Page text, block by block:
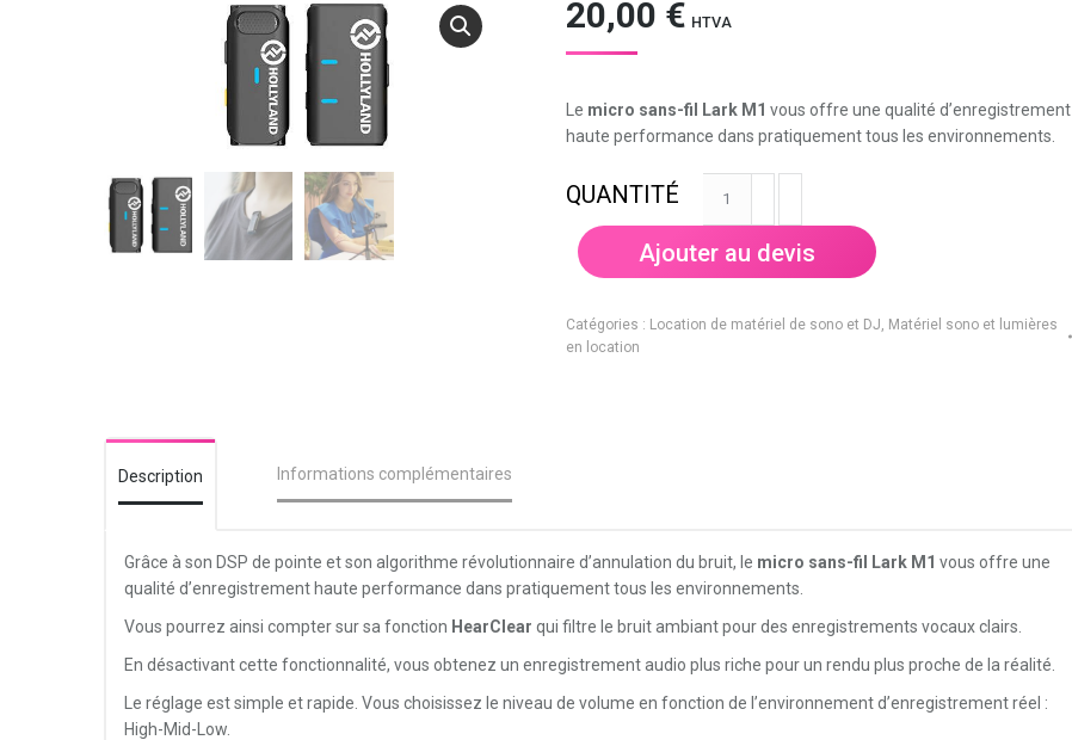
20,00 € HTVA
Le micro sans-fil Lark M1 vous offre une qualité d’enregistrement
haute performance dans pratiquement tous les environnements.
-
wireless
Ajouter au devis
Catégories : Location de matériel de sono et DJ, Matériel sono et lumières
en location
Description Informations complémentaires
Grâce à son DSP de pointe et son algorithme révolutionnaire d’annulation du bruit, le micro sans-fil Lark M1 vous offre une
qualité d’enregistrement haute performance dans pratiquement tous les environnements.
Vous pourrez ainsi compter sur sa fonction HearClear qui filtre le bruit ambiant pour des enregistrements vocaux clairs.
En désactivant cette fonctionnalité, vous obtenez un enregistrement audio plus riche pour un rendu plus proche de la réalité.
Le réglage est simple et rapide. Vous choisissez le niveau de volume en fonction de l’environnement d’enregistrement réel :
High-Mid-Low.